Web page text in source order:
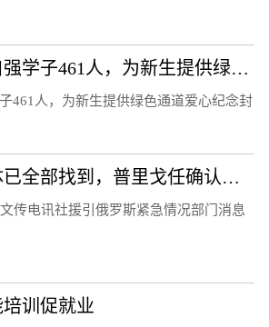
清华今年录取自强学子461人，为新生提供绿色通道爱心纪念封
461人，为新生提供绿色通道爱心纪念封
10名遇难者遗体已全部找到，普里戈任确认遇难
传电讯社援引俄罗斯紧急情况部门消息
训促就业